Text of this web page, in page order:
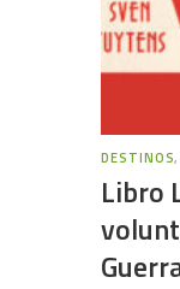
DESTINOS
Libro